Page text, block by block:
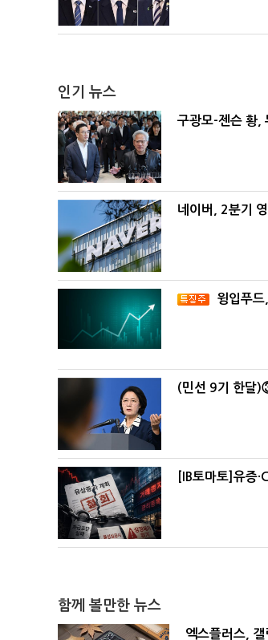
인기 뉴스
구광모-젠슨 황,
네이버, 2분기
윙입푸
(민선 9기 한달
[IB토마토]유증
함께 볼만한 뉴스
엑스플러스, 갤